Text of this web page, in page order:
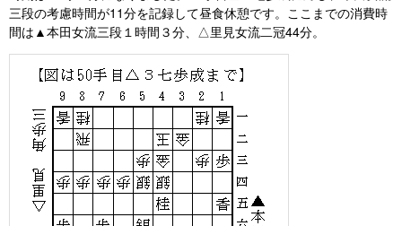
三段の考慮時間が11分を記録して昼食休憩です。ここまでの消費時
間は▲本田女流三段１時間３分、△里見女流二冠44分。